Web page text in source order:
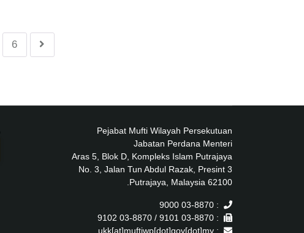
6
Pejabat Mufti Wilayah Persekutuan
Jabatan Perdana Menteri
Aras 5, Blok D, Kompleks Islam Putrajaya
No. 3, Jalan Tun Abdul Razak, Presint 3
62100 Putrajaya, Malaysia.
: 03-8870 9000
: 03-8870 9101 / 03-8870 9102
: ukk[at]muftiwp[dot]gov[dot]my